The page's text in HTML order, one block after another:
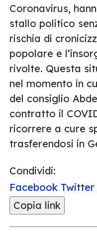
Coronavirus,
stallo politico
rischia di
popolare e
rivolte. Questa
nel momento in
del consiglio
contratto il
ricorrere a cure
trasferendosi in
Condividi:
Facebook Twitter
Copia link